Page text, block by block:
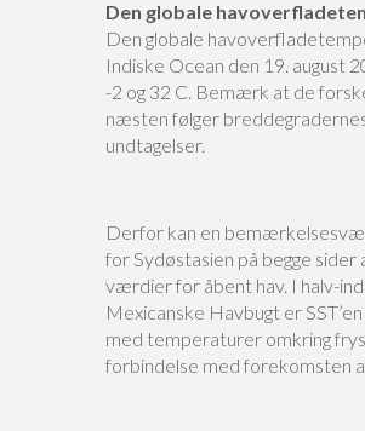
Den globale
Den globale
Indiske Ocean den 19. august
-2 og 32 C. Bemærk at de
næsten følger
undtagelser.
Derfor kan en
for Sydøstasien på begge
værdier for åbent hav. I halv-
Mexicanske Havbugt er
med temperaturer omkring
forbindelse med forekomsten